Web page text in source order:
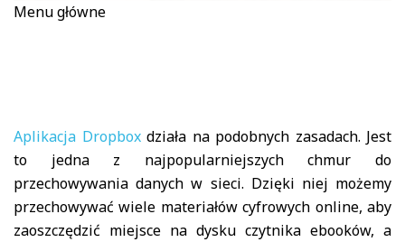
Menu główne
Aplikacja Dropboxdziała na podobnych zasadach. Jest
to jedna z najpopularniejszych chmur do
przechowywania danych w sieci. Dzięki niej możemy
przechowywać wiele materiałów cyfrowych online, aby
zaoszczędzić miejsce na dysku czytnika ebooków, a